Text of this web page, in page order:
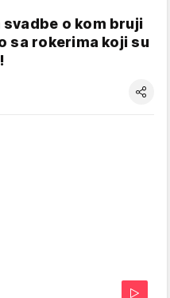
svadbe o kom bruji
sa rokerima koji su